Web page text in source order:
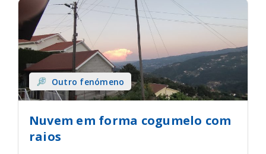
Outro fenómeno
Nuvem em forma cogumelo com
raios